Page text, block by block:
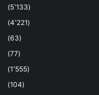
(5٬133)
(4٬221)
(63)
(77)
(1٬555)
(104)